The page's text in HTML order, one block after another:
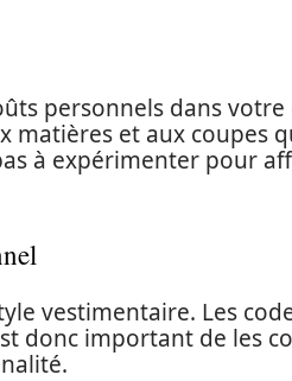
personnels dans votre
matières et aux coupes
à expérimenter pour
vestimentaire. Les
donc important de les